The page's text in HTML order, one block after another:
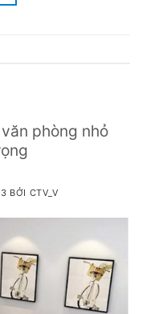
phòng nhỏ
BỞI CTV_V